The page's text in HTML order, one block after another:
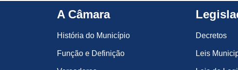
A Câmara
História do Município
Função e Definição
Decretos
Leis